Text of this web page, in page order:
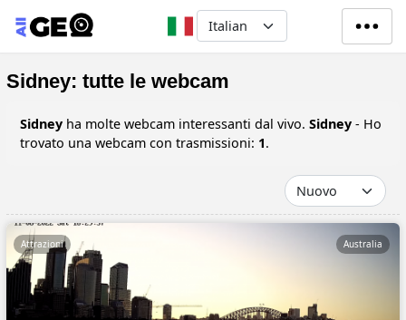
Salta al contenuto principale
Select your language
Sidney: tutte le webcam
Sidney ha molte webcam interessanti dal vivo. Sidney - Ho
trovato una webcam con trasmissioni: 1.
Attrazioni Australia